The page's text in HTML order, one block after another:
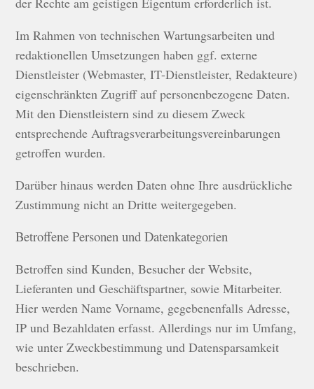
Im Rahmen von technischen Wartungsarbeiten und
redaktionellen Umsetzungen haben ggf. externe
Dienstleister (Webmaster, IT-Dienstleister, Redakteure)
eigenschränkten Zugriff auf personenbezogene Daten.
Mit den Dienstleistern sind zu diesem Zweck
entsprechende Auftragsverarbeitungsvereinbarungen
getroffen wurden.
Darüber hinaus werden Daten ohne Ihre ausdrückliche
Zustimmung nicht an Dritte weitergegeben.
Betroffene Personen und Datenkategorien
Betroffen sind Kunden, Besucher der Website,
Lieferanten und Geschäftspartner, sowie Mitarbeiter.
Hier werden Name Vorname, gegebenenfalls Adresse,
IP und Bezahldaten erfasst. Allerdings nur im Umfang,
wie unter Zweckbestimmung und Datensparsamkeit
beschrieben.